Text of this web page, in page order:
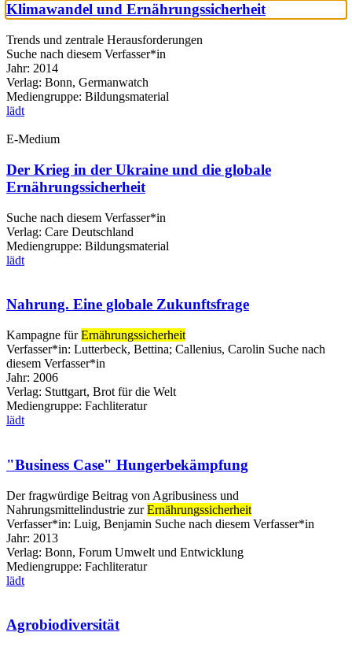
Klimawandel und Ernährungssicherheit
Trends und zentrale Herausforderungen
Suche nach diesem Verfasser*in
Jahr: 2014
Verlag: Bonn, Germanwatch
Mediengruppe: Bildungsmaterial
lädt
E-Medium
Der Krieg in der Ukraine und die globale
Ernährungssicherheit
Suche nach diesem Verfasser*in
Verlag: Care Deutschland
Mediengruppe: Bildungsmaterial
lädt
Nahrung. Eine globale Zukunftsfrage
Kampagne fürErnährungssicherheit
Verfasser*in: Lutterbeck, Bettina; Callenius, Carolin Suche nach
diesem Verfasser*in
Jahr: 2006
Verlag: Stuttgart, Brot für die Welt
Mediengruppe: Fachliteratur
lädt
"Business Case" Hungerbekämpfung
Der fragwürdige Beitrag von Agribusiness und
Nahrungsmittelindustrie zurErnährungssicherheit
Verfasser*in: Luig, Benjamin Suche nach diesem Verfasser*in
Jahr: 2013
Verlag: Bonn, Forum Umwelt und Entwicklung
Mediengruppe: Fachliteratur
lädt
Agrobiodiversität